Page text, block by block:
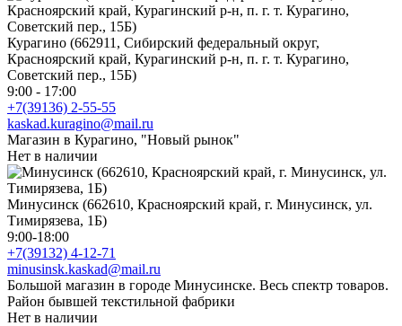
Курагино (662911, Сибирский федеральный округ,
Красноярский край, Курагинский р-н, п. г. т. Курагино,
Советский пер., 15Б)
9:00 - 17:00
+7(39136) 2-55-55
kaskad.kuragino@mail.ru
Магазин в Курагино, "Новый рынок"
Нет в наличии
Минусинск (662610, Красноярский край, г. Минусинск, ул.
Тимирязева, 1Б)
9:00-18:00
+7(39132) 4-12-71
minusinsk.kaskad@mail.ru
Большой магазин в городе Минусинске. Весь спектр товаров.
Район бывшей текстильной фабрики
Нет в наличии